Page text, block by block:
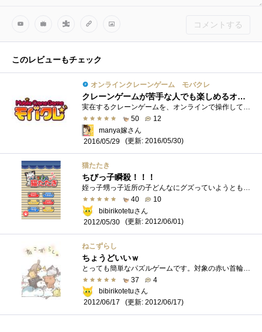
コメントする
このレビューもチェック
オンラインクレーンゲーム モバクレ
クレーンゲームが苦手な人でも楽しめるオンラインクレーンゲーム！
実在するクレーンゲームを、オンラインで操作して景品をゲットできるアプリ＆ブラウザゲーム「モバクレ」のレビューさせていただきます。 私...
50
12
manya嫁さん
2016/05/29
(更新: 2016/05/30)
猫たたき
ちびっ子瞬殺！！！
姪っ子甥っ子近所の子どんなにグズっていようともどんなに人見知りな子でも これさえあればイチコロですｗたまに失敗してちびっ子たちでiPhon...
40
10
bibirikotetuさん
2012/05/30
(更新: 2012/06/01)
ねこずらし
ちょうどいいｗ
とっても簡単なパズルゲームです。対象の赤い首輪の付いた三毛猫を出口へ導けばOK簡単なんですけどねぇ～たまに解けなくて投げてよこす人がい...
37
4
bibirikotetuさん
2012/06/17
(更新: 2012/06/17)